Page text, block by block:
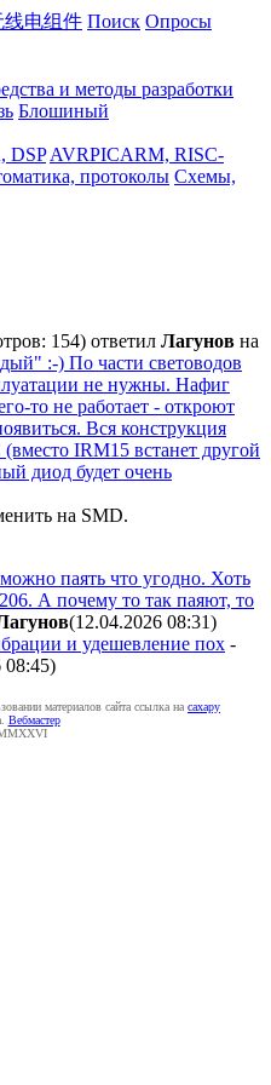
线电组件 Поиск Опросы
и методы разработки
Блошиный
DSP AVRPICARM, RISC-
протоколы Схемы,
154) ответил Лaгyнoв на
:-) По части световодов
не нужны. Нафиг
то не работает - откроют
Вся конструкция
IRM15 встанет другой
диод будет очень
на SMD.
паять что угодно. Хоть
А почему то так паяют, то
(12.04.2026 08:31)
и удешевление пох -
08:45)
материалов сайта ссылка на caxapу
Вебмастер